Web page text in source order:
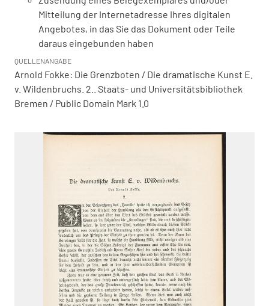
Mitteilung der Internetadresse Ihres digitalen
Angebotes, in das Sie das Dokument oder Teile
daraus eingebunden haben
QUELLENANGABE
Arnold Fokke: Die Grenzboten / Die dramatische Kunst E.
v. Wildenbruchs. 2.. Staats- und Universitätsbibliothek
Bremen / Public Domain Mark 1.0